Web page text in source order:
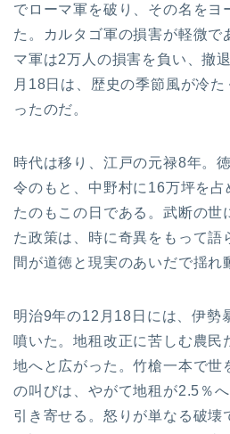
でローマ軍を破り、その名をヨ
た。カルタゴ軍の損害が軽微で
マ軍は2万人の損害を負い、撤
月18日は、歴史の季節風が冷
ったのだ。
時代は移り、江戸の元禄8年。
令のもと、中野村に16万坪を
たのもこの日である。武断の世
た政策は、時に奇異をもって語
間が道徳と現実のあいだで揺れ
明治9年の12月18日には、伊勢
噴いた。地租改正に苦しむ農民
地へと広がった。竹槍一本で世
の叫びは、やがて地租が2.5％
引き寄せる。怒りが単なる破壊